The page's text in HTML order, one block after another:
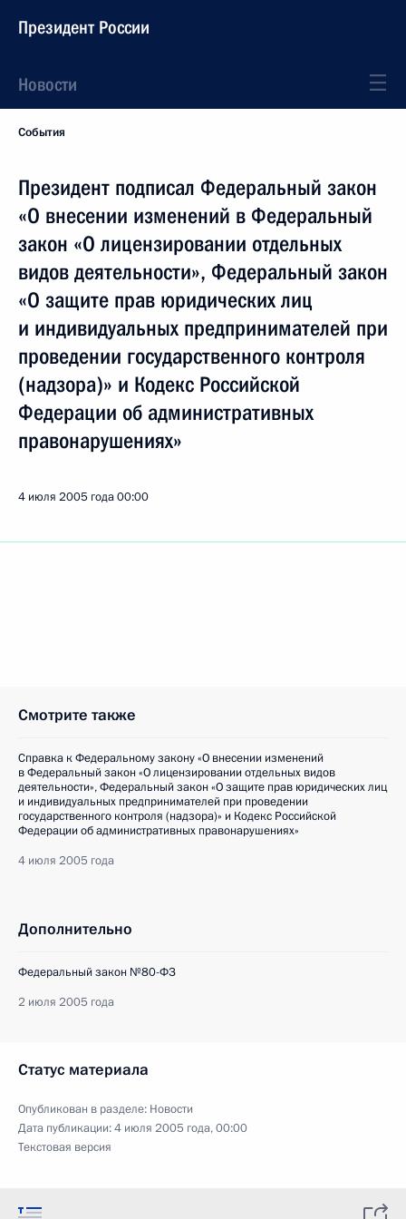
Президент России
Новости
События
Президент подписал Федеральный закон
«О внесении изменений в Федеральный
закон «О лицензировании отдельных
видов деятельности», Федеральный закон
«О защите прав юридических лиц
и индивидуальных предпринимателей при
проведении государственного контроля
(надзора)» и Кодекс Российской
Федерации об административных
правонарушениях»
4 июля 2005 года00:00
Смотрите также
Справка к Федеральному закону «О внесении изменений
в Федеральный закон «О лицензировании отдельных видов
деятельности», Федеральный закон «О защите прав юридических лиц
и индивидуальных предпринимателей при проведении
государственного контроля (надзора)» и Кодекс Российской
Федерации об административных правонарушениях»
4 июля 2005 года
Дополнительно
Федеральный закон №80-ФЗ
2 июля 2005 года
Статус материала
Опубликован в разделе: Новости
Дата публикации:4 июля 2005 года, 00:00
Текстовая версия